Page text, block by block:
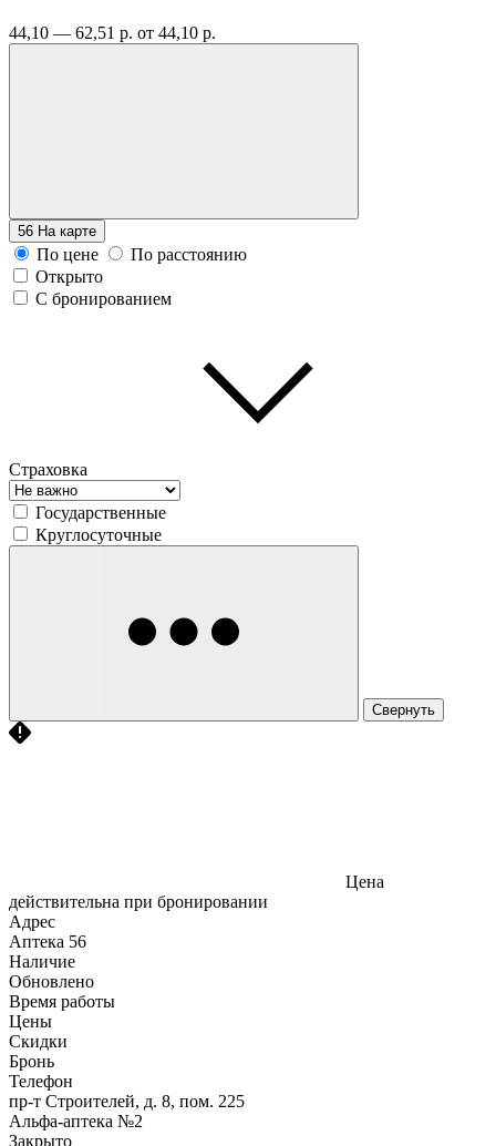
44,10 — 62,51 р. от 44,10 р.
56 На карте
По цене
По расстоянию
Открыто
С бронированием
Страховка
Государственные
Круглосуточные
Свернуть
Цена
действительна при бронировании
Адрес
Аптека 56
Наличие
Обновлено
Время работы
Цены
Скидки
Бронь
Телефон
пр-т Строителей, д. 8, пом. 225
Альфа-аптека №2
Закрыто